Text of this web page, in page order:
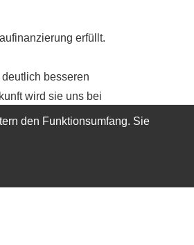
erfüllt.
besseren
wird sie uns bei
den Funktionsumfang. Sie